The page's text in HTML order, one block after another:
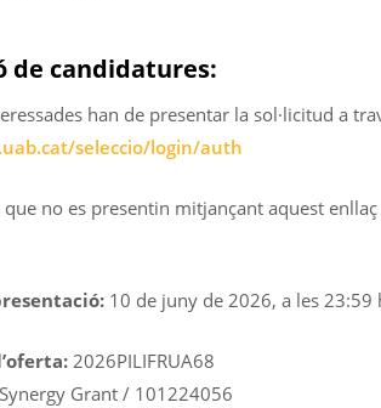
de candidatures:
han de presentar la sol·licitud a
seleccio/login/auth
que no es presentin mitjançant aquest
10 de juny de 2026, a les 23:59
2026PILIFRUA68
Synergy Grant / 101224056